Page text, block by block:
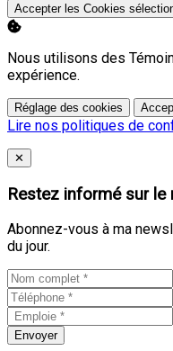
Accepter les Cookies
Nous utilisons des
expérience.
Réglage des cookies
Lire nos politiques de
Close
✕
Restez informé sur
Abonnez-vous à ma
du jour.
Envoyer